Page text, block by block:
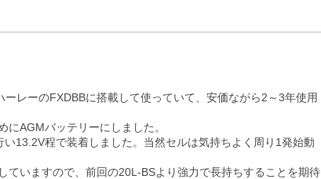
レーのFXDBBに搭載して使っていて、安価ながら2～3年使用
AGMバッテリーにしました。
13.2V程で装着しました。当然セルは気持ちよく周り1発始動
ていますので、前回の20L-BSより強力で長持ちすることを期待